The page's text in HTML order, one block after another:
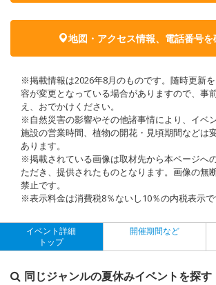
地図・アクセス情報、電話番号を
※掲載情報は2026年8月のものです。随時更新
容が変更となっている場合がありますので、事
え、おでかけください。
※自然災害の影響やその他諸事情により、イベ
施設の営業時間、植物の開花・見頃期間などは
あります。
※掲載されている画像は取材先から本ページへ
ただき、提供されたものとなります。画像の無
禁止です。
※表示料金は消費税8％ないし10％の内税表示で
イベント詳細
トップ
開催期間など
同じジャンルの夏休みイベントを探す